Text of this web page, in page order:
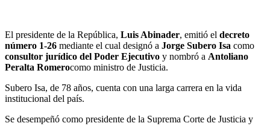
El presidente de la República, Luis Abinader, emitió el decreto
número 1-26 mediante el cual designó a Jorge Subero Isa como
consultor jurídico del Poder Ejecutivo y nombró a Antoliano
Peralta Romerocomo ministro de Justicia.
Subero Isa, de 78 años, cuenta con una larga carrera en la vida
institucional del país.
Se desempeñó como presidente de la Suprema Corte de Justicia y